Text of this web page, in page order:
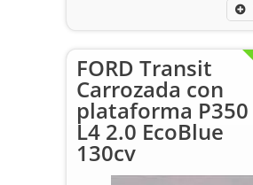
FORD Transit
Carrozada con
plataforma P350
L4 2.0 EcoBlue
130cv